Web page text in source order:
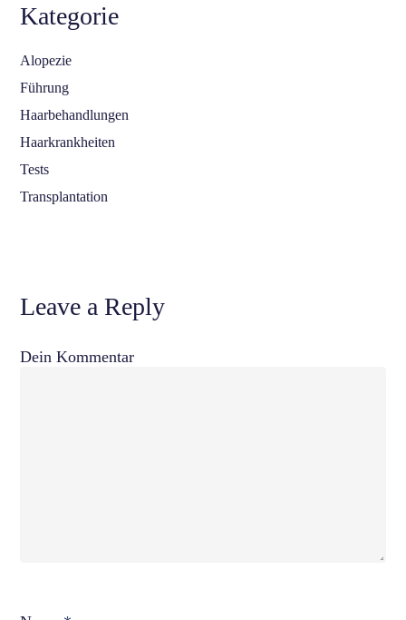
Kategorie
Alopezie
Führung
Haarbehandlungen
Haarkrankheiten
Tests
Transplantation
Leave a Reply
Dein Kommentar